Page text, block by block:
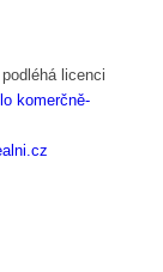
, podléhá licenci
komerčně-